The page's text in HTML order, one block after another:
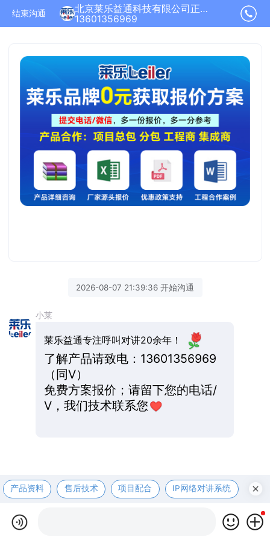
结束沟通
北京莱乐益通科技有限公司正在为您服务
13601356969
2026-08-07 21:39:36 开始沟通
小莱
莱乐益通专注呼叫对讲20余年！
了解产品请致电：13601356969
（同V）
免费方案报价；请留下您的电话/
V，我们技术联系您
产品资料 售后技术 项目配合 IP网络对讲系统 医